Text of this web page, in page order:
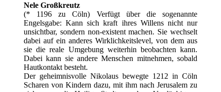
Nele Großkreutz
(* 1196 zu Cöln) Verfügt über die sogenannte
Engelsgabe: Kann sich kraft ihres Willens nicht nur
unsichtbar, sondern non-existent machen. Sie wechselt
dabei auf ein anderes Wirklichkeitslevel, von dem aus
sie die reale Umgebung weiterhin beobachten kann.
Dabei kann sie andere Menschen mitnehmen, sobald
Hautkontakt besteht.
Der geheimnisvolle Nikolaus bewegte 1212 in Cöln
Scharen von Kindern dazu, mit ihm nach Jerusalem zu